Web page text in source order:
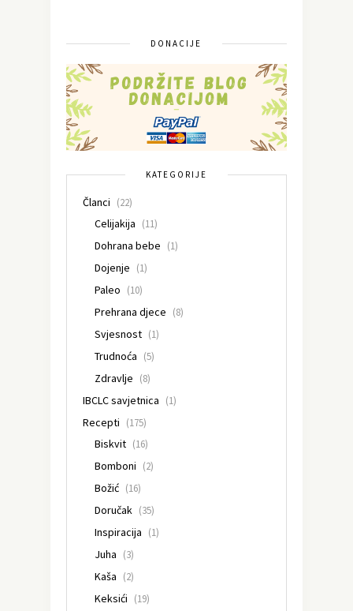
DONACIJE
KATEGORIJE
Članci (22)
Celijakija (11)
Dohrana bebe (1)
Dojenje (1)
Paleo (10)
Prehrana djece (8)
Svjesnost (1)
Trudnoća (5)
Zdravlje (8)
IBCLC savjetnica (1)
Recepti (175)
Biskvit (16)
Bomboni (2)
Božić (16)
Doručak (35)
Inspiracija (1)
Juha (3)
Kaša (2)
Keksići (19)